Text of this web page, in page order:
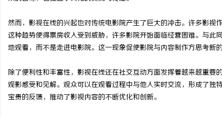
然而，影视在线的兴起也对传统电影院产生了巨大的冲击。许多影
这种趋势使得票房收入受到威胁，许多影院开始面临经营困难。与
地观看，而不是走进电影院。这一现象促使影院与内容制作方思考新
除了便利性和丰富性，影视在线还在社交互动方面发挥着越来越重
观影感受和见解。观众可以在观看过程中与他人实时交流，形成了
宝贵的反馈，推动了影视内容的不断优化和创新。
汉配眼镜 上海配眼镜 武汉配眼镜 上海配眼镜